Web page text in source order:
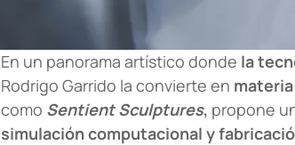
En un panorama artístico donde la
Rodrigo Garrido la convierte en
como Sentient Sculptures, propone
simulación computacional y